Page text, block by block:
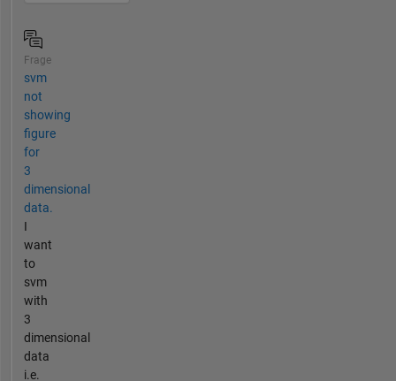
Frage
svm
not
showing
figure
for
3
dimensional
data.
I
want
to
svm
with
3
dimensional
data
i.e.